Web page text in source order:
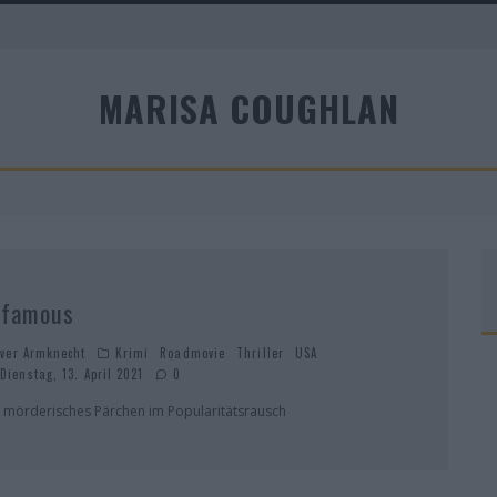
MARISA COUGHLAN
Armknecht Krimi Roadmovie Thriller
USA
Dienstag, 13. April 2021
0
mörderisches Pärchen im Popularitätsrausch